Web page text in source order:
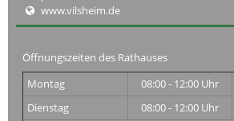
www.vilsheim.de
Öffnungszeiten des Rathauses
Montag
08:00 - 12:00 Uhr
Dienstag
08:00 - 12:00 Uhr